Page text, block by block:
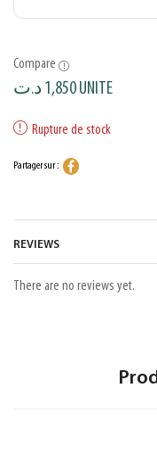
Compare
1,850د.ت UNITE
Rupture de stock
Partager sur :
REVIEWS
There are no reviews yet.